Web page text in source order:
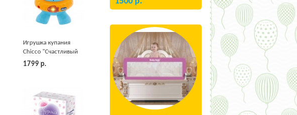
Игрушка купания
Chicco "Счастливый
бегемотик"
1799 р.